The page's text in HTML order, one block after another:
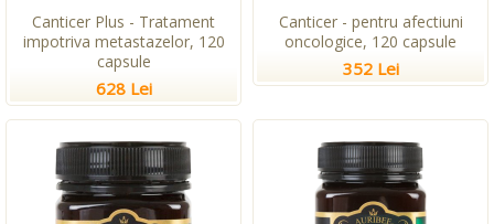
Canticer Plus - Tratament
impotriva metastazelor, 120
capsule
628 Lei
Canticer - pentru afectiuni
oncologice, 120 capsule
352 Lei